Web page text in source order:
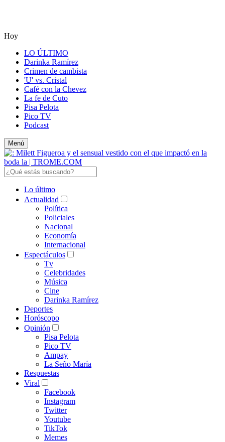
Hoy
LO ÚLTIMO
Darinka Ramírez
Crimen de cambista
'U' vs. Cristal
Café con la Chevez
La fe de Cuto
Pisa Pelota
Pico TV
Podcast
Menú
Lo último
Actualidad
Política
Policiales
Nacional
Economía
Internacional
Espectáculos
Tv
Celebridades
Música
Cine
Darinka Ramírez
Deportes
Horóscopo
Opinión
Pisa Pelota
Pico TV
Ampay
La Seño María
Respuestas
Viral
Facebook
Instagram
Twitter
Youtube
TikTok
Memes